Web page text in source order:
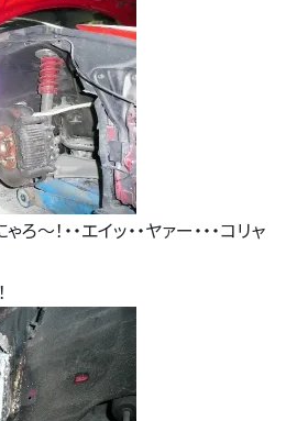
ゃろ～！・・エイッ・・ヤァー・・・コリャ